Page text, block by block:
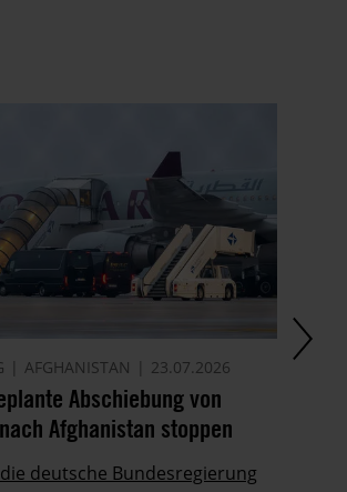
AFGHANISTAN 23.07.2026
Abschiebung von
Afghanistan stoppen
deutsche Bundesregierung